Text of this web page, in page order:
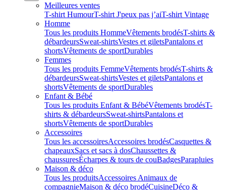
Meilleures ventes
T-shirt HumourT-shirt J'peux pas j’aiT-shirt Vintage
Homme
Tous les produits HommeVêtements brodésT-shirts &
débardeursSweat-shirtsVestes et giletsPantalons et
shortsVêtements de sportDurables
Femmes
Tous les produits FemmeVêtements brodésT-shirts &
débardeursSweat-shirtsVestes et giletsPantalons et
shortsVêtements de sportDurables
Enfant & Bébé
Tous les produits Enfant & BébéVêtements brodésT-
shirts & débardeursSweat-shirtsPantalons et
shortsVêtements de sportDurables
Accessoires
Tous les accessoiresAccessoires brodésCasquettes &
chapeauxSacs et sacs à dosChaussettes &
chaussuresÉcharpes & tours de couBadgesParapluies
Maison & déco
Tous les produitsAccessoires Animaux de
compagnieMaison & déco brodéCuisineDéco &